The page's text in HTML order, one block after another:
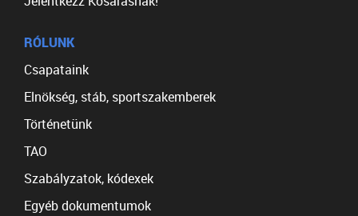
RÓLUNK
Csapataink
Elnökség, stáb, sportszakemberek
Történetünk
TAO
Szabályzatok, kódexek
Egyéb dokumentumok